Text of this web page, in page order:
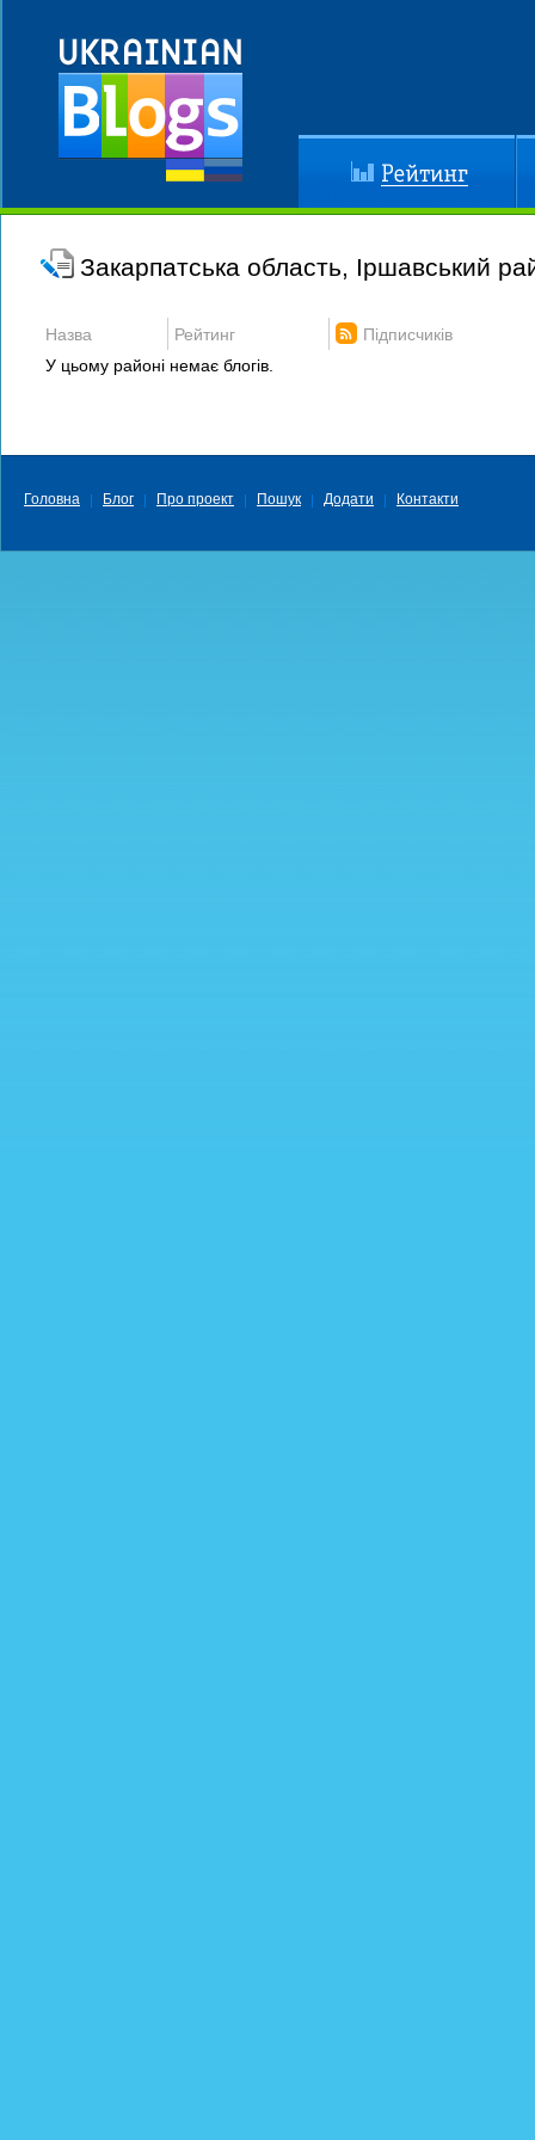
Рейтинг
Закарпатська область, Іршавський
Назва Рейтинг
Підписчиків
У цьому районі немає блогів.
Головна Блог Про проект Пошук Додати Контакти